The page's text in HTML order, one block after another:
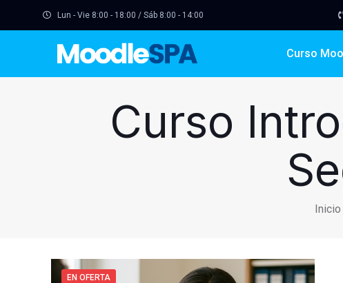
Lun - Vie 8:00 - 18:00 / Sáb 8:00 - 14:00
Curso
Curso
Inicio
EN OFERTA